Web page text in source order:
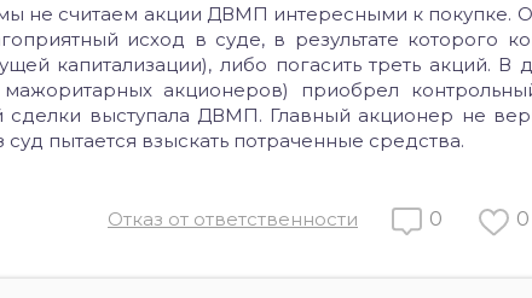
не считаем акции ДВМП интересными к покупке.
исход в суде, в результате которого
капитализации), либо погасить треть акций. В
акционеров) приобрел
выступала ДВМП. Главный акционер не
пытается взыскать потраченные средства.
Отказ от ответственности 0 0